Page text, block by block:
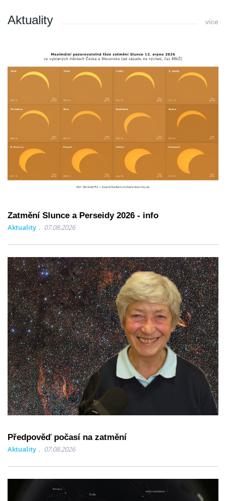
Aktuality více
Zatmění Slunce a Perseidy 2026 - info
Aktuality 07.08.2026
Předpověď počasí na zatmění
Aktuality 07.08.2026